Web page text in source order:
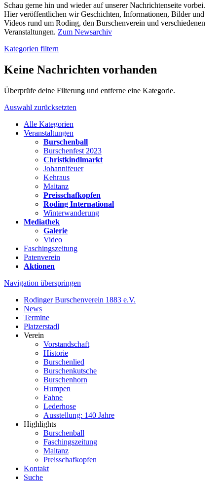
Schau gerne hin und wieder auf unserer Nachrichtenseite vorbei.
Hier veröffentlichen wir Geschichten, Informationen, Bilder und
Videos rund um Roding, den Burschenverein und verschiedenen
Veranstaltungen. Zum Newsarchiv
Kategorien filtern
Keine Nachrichten vorhanden
Überprüfe deine Filterung und entferne eine Kategorie.
Auswahl zurücksetzten
Alle Kategorien
Veranstaltungen
Burschenball
Burschenfest 2023
Christkindlmarkt
Johannifeuer
Kehraus
Maitanz
Preisschafkopfen
Roding International
Winterwanderung
Mediathek
Galerie
Video
Faschingszeitung
Patenverein
Aktionen
Navigation überspringen
Rodinger Burschenverein 1883 e.V.
News
Termine
Platzerstadl
Verein
Vorstandschaft
Historie
Burschenlied
Burschenkutsche
Burschenhorn
Humpen
Fahne
Lederhose
Ausstellung: 140 Jahre
Highlights
Burschenball
Faschingszeitung
Maitanz
Preisschafkopfen
Kontakt
Suche